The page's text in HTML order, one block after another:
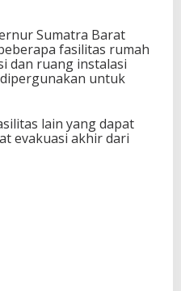
Sumatra Barat
fasilitas rumah
dan ruang instalasi
untuk
lain yang dapat
evakuasi akhir dari